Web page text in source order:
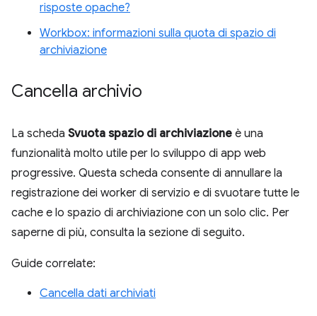
risposte opache?
Workbox: informazioni sulla quota di spazio di
archiviazione
Cancella archivio
La scheda Svuota spazio di archiviazione è una
funzionalità molto utile per lo sviluppo di app web
progressive. Questa scheda consente di annullare la
registrazione dei worker di servizio e di svuotare tutte le
cache e lo spazio di archiviazione con un solo clic. Per
saperne di più, consulta la sezione di seguito.
Guide correlate:
Cancella dati archiviati